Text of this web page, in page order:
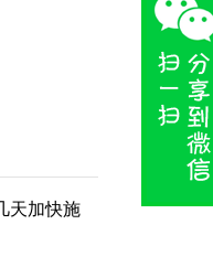
天加快施